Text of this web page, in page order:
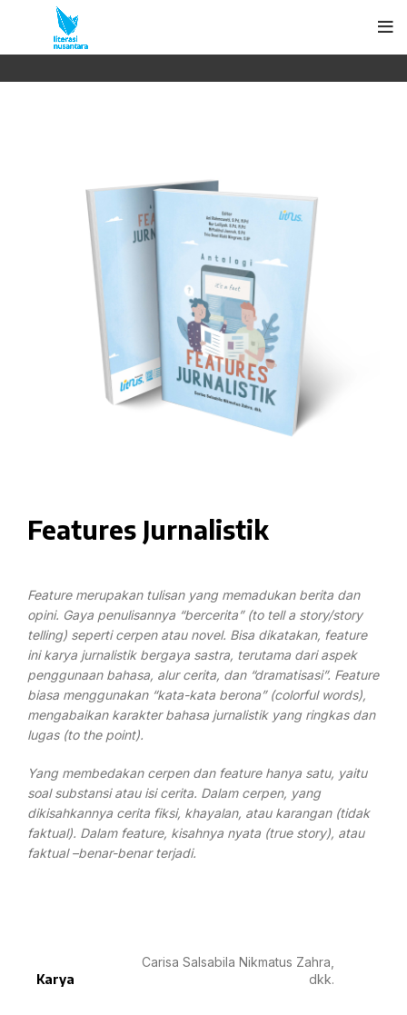
Features Jurnalistik
Feature merupakan tulisan yang memadukan berita dan
opini. Gaya penulisannya “bercerita” (to tell a story/story
telling) seperti cerpen atau novel. Bisa dikatakan, feature
ini karya jurnalistik bergaya sastra, terutama dari aspek
penggunaan bahasa, alur cerita, dan “dramatisasi”. Feature
biasa menggunakan “kata-kata berona” (colorful words),
mengabaikan karakter bahasa jurnalistik yang ringkas dan
lugas (to the point).
Yang membedakan cerpen dan feature hanya satu, yaitu
soal substansi atau isi cerita. Dalam cerpen, yang
dikisahkannya cerita fiksi, khayalan, atau karangan (tidak
faktual). Dalam feature, kisahnya nyata (true story), atau
faktual –benar-benar terjadi.
Karya
Carisa Salsabila Nikmatus Zahra,
dkk.